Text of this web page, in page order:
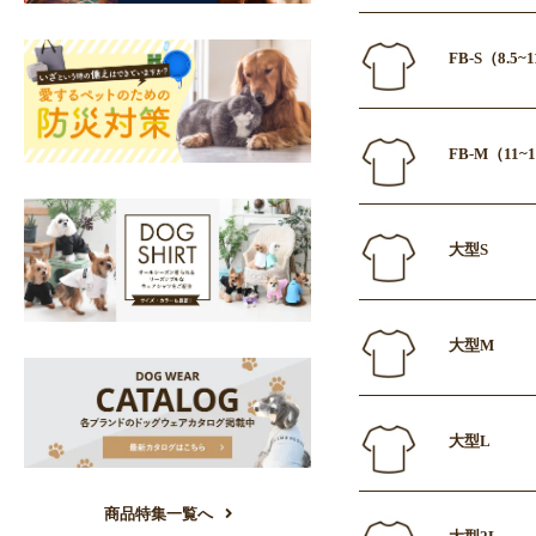
FB-S（
FB-M（
大型S
大型M
大型L
商品特集一覧へ